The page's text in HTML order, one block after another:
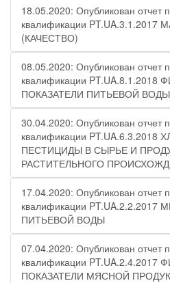
18.05.2020: Опубликован отчет
квалификации
(КАЧЕСТВО)
08.05.2020: Опубликован отчет
квалификации
ПОКАЗАТЕЛИ ПИТЬЕВОЙ ВОДЫ
30.04.2020: Опубликован отчет
квалификации
ПЕСТИЦИДЫ В СЫРЬЕ И
РАСТИТЕЛЬНОГО
17.04.2020: Опубликован отчет
квалификации
ПИТЬЕВОЙ ВОДЫ
07.04.2020: Опубликован отчет
квалификации
ПОКАЗАТЕЛИ МЯСНОЙ